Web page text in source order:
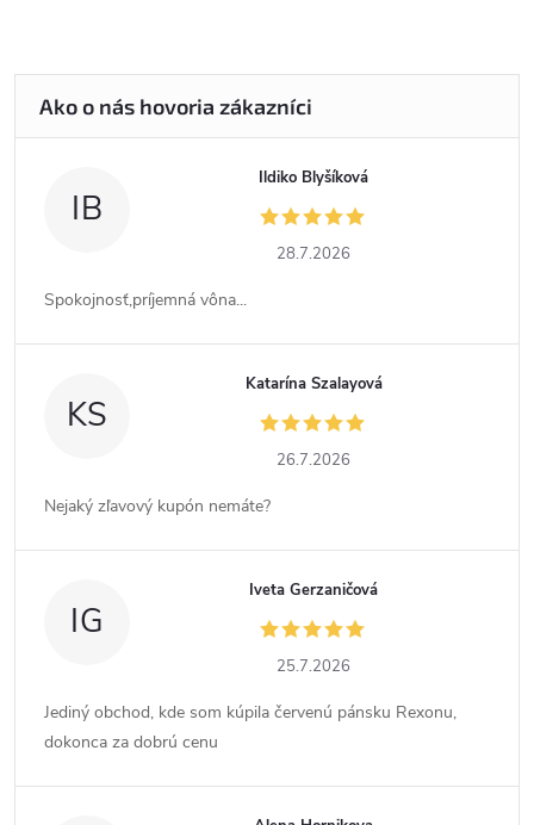
IB
Ildiko Blyšíková
28.7.2026
Spokojnosť,príjemná vôna...
KS
Katarína Szalayová
26.7.2026
Nejaký zľavový kupón nemáte?
IG
Iveta Gerzaničová
25.7.2026
Jediný obchod, kde som kúpila červenú pánsku Rexonu,
dokonca za dobrú cenu